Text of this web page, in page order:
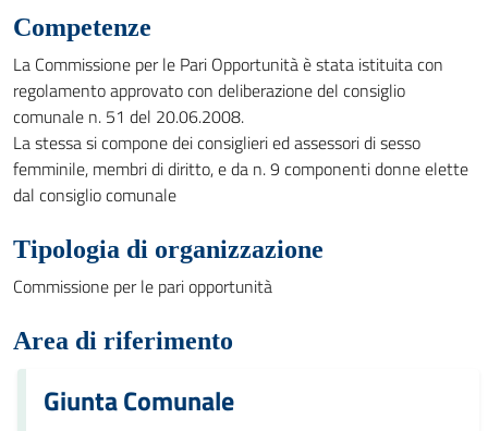
Competenze
La Commissione per le Pari Opportunità è stata istituita con
regolamento approvato con deliberazione del consiglio
comunale n. 51 del 20.06.2008.
La stessa si compone dei consiglieri ed assessori di sesso
femminile, membri di diritto, e da n. 9 componenti donne elette
dal consiglio comunale
Tipologia di organizzazione
Commissione per le pari opportunità
Area di riferimento
Giunta Comunale